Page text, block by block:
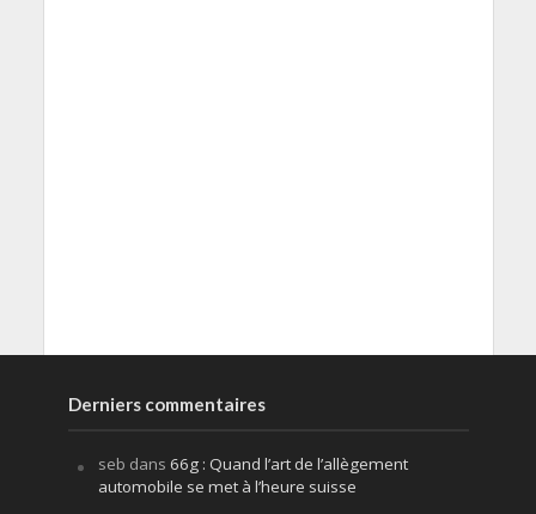
Derniers commentaires
seb dans 66g : Quand l’art de l’allègement
automobile se met à l’heure suisse